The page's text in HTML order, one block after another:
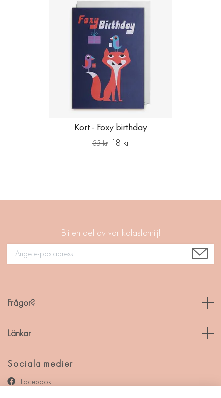
Kort - Foxy birthday
35 kr 18 kr
Bli en del av vår kalasfamilj!
Frågor?
Länkar
Sociala medier
Facebook